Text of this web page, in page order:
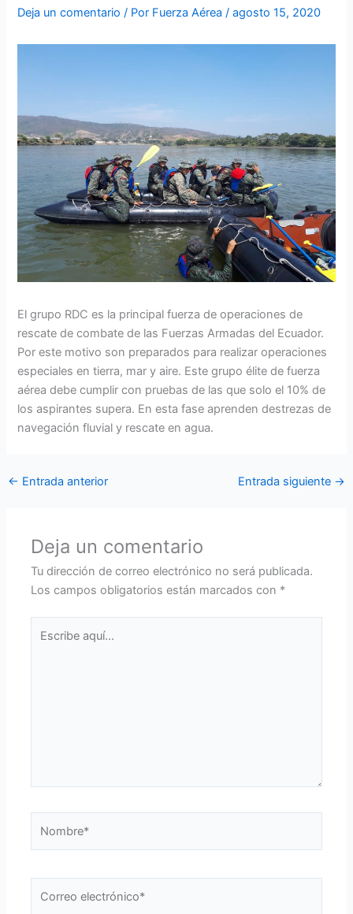
Deja un comentario / Por Fuerza Aérea/agosto 15, 2020
El grupo RDC es la principal fuerza de operaciones de
rescate de combate de las Fuerzas Armadas del Ecuador.
Por este motivo son preparados para realizar operaciones
especiales en tierra, mar y aire. Este grupo élite de fuerza
aérea debe cumplir con pruebas de las que solo el 10% de
los aspirantes supera. En esta fase aprenden destrezas de
navegación fluvial y rescate en agua.
← Entrada anterior Entrada siguiente →
Deja un comentario
Tu dirección de correo electrónico no será publicada.
Los campos obligatorios están marcados con *
aquí...
electrónico*